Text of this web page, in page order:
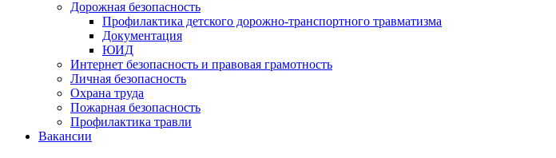
Дорожная безопасность
Профилактика детского дорожно-транспортного травматизма
Документация
ЮИД
Интернет безопасность и правовая грамотность
Личная безопасность
Охрана труда
Пожарная безопасность
Профилактика травли
Вакансии